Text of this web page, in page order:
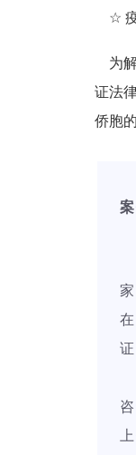
☆
为解
证法
侨胞